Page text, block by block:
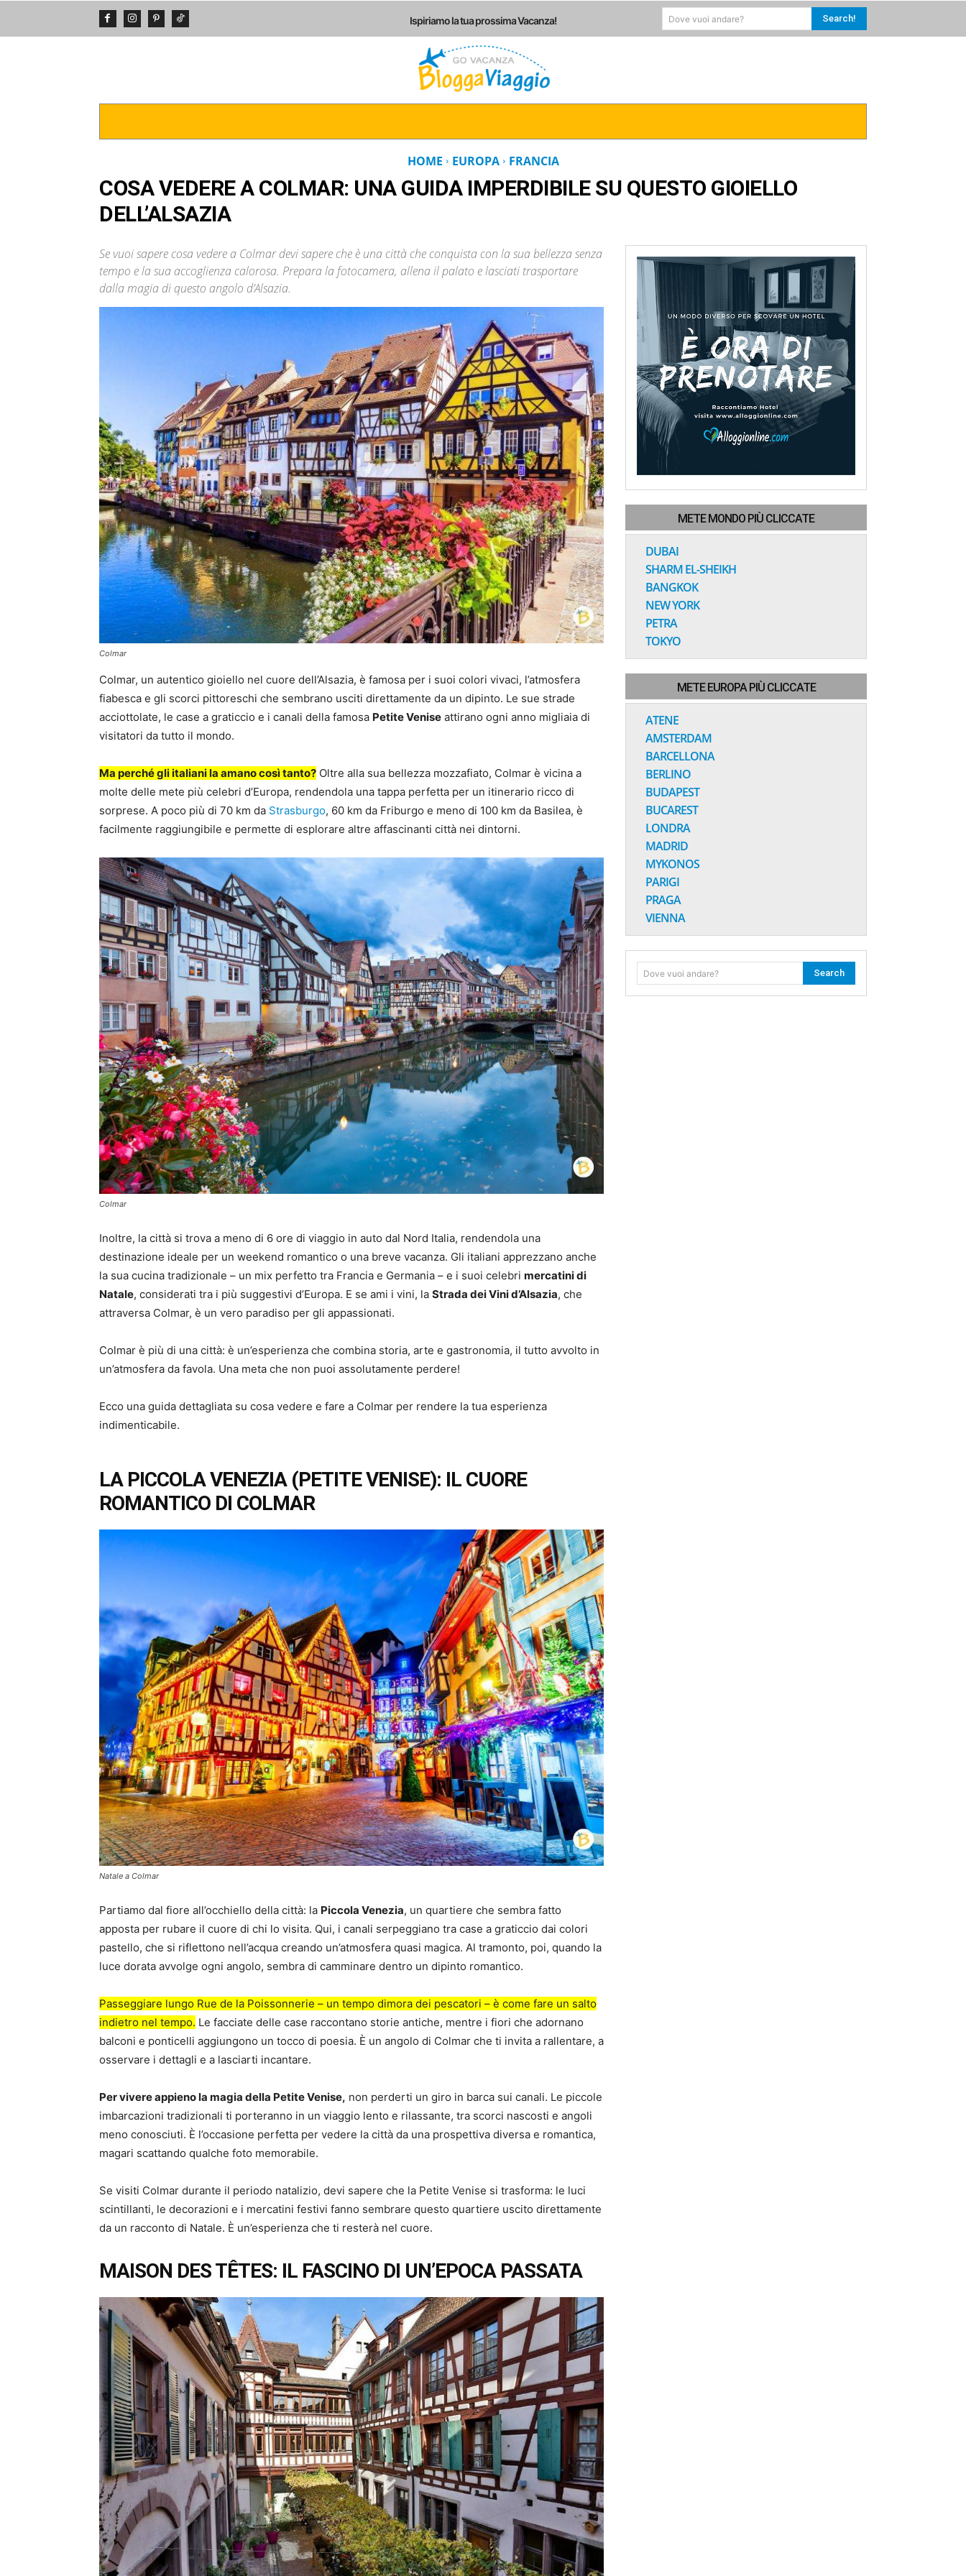
Ispiriamo la tua prossima Vacanza! Dove vuoi andare? Search!
HOME EUROPA FRANCIA
COSA VEDERE A COLMAR: UNA GUIDA IMPERDIBILE SU QUESTO GIOIELLO
DELL’ALSAZIA
Se vuoi sapere cosa vedere a Colmar devi sapere che è una città che conquista con la sua bellezza senza
tempo e la sua accoglienza calorosa. Prepara la fotocamera, allena il palato e lasciati trasportare
dalla magia di questo angolo d’Alsazia.
Colmar
Colmar, un autentico gioiello nel cuore dell’Alsazia, è famosa per i suoi colori vivaci, l’atmosfera
fiabesca e gli scorci pittoreschi che sembrano usciti direttamente da un dipinto. Le sue strade
acciottolate, le case a graticcio e i canali della famosa Petite Venise attirano ogni anno migliaia di
visitatori da tutto il mondo.
Ma perché gli italiani la amano così tanto? Oltre alla sua bellezza mozzafiato, Colmar è vicina a
molte delle mete più celebri d’Europa, rendendola una tappa perfetta per un itinerario ricco di
sorprese. A poco più di 70 km da Strasburgo, 60 km da Friburgo e meno di 100 km da Basilea, è
facilmente raggiungibile e permette di esplorare altre affascinanti città nei dintorni.
Colmar
Inoltre, la città si trova a meno di 6 ore di viaggio in auto dal Nord Italia, rendendola una
destinazione ideale per un weekend romantico o una breve vacanza. Gli italiani apprezzano anche
la sua cucina tradizionale – un mix perfetto tra Francia e Germania – e i suoi celebri mercatini di
Natale, considerati tra i più suggestivi d’Europa. E se ami i vini, la Strada dei Vini d’Alsazia, che
attraversa Colmar, è un vero paradiso per gli appassionati.
Colmar è più di una città: è un’esperienza che combina storia, arte e gastronomia, il tutto avvolto in
un’atmosfera da favola. Una meta che non puoi assolutamente perdere!
Ecco una guida dettagliata su cosa vedere e fare a Colmar per rendere la tua esperienza
indimenticabile.
LA PICCOLA VENEZIA (PETITE VENISE): IL CUORE
ROMANTICO DI COLMAR
Natale a Colmar
Partiamo dal fiore all’occhiello della città: la Piccola Venezia, un quartiere che sembra fatto
apposta per rubare il cuore di chi lo visita. Qui, i canali serpeggiano tra case a graticcio dai colori
pastello, che si riflettono nell’acqua creando un’atmosfera quasi magica. Al tramonto, poi, quando la
luce dorata avvolge ogni angolo, sembra di camminare dentro un dipinto romantico.
Passeggiare lungo Rue de la Poissonnerie – un tempo dimora dei pescatori – è come fare un salto
indietro nel tempo. Le facciate delle case raccontano storie antiche, mentre i fiori che adornano
balconi e ponticelli aggiungono un tocco di poesia. È un angolo di Colmar che ti invita a rallentare, a
osservare i dettagli e a lasciarti incantare.
Per vivere appieno la magia della Petite Venise, non perderti un giro in barca sui canali. Le piccole
imbarcazioni tradizionali ti porteranno in un viaggio lento e rilassante, tra scorci nascosti e angoli
meno conosciuti. È l’occasione perfetta per vedere la città da una prospettiva diversa e romantica,
magari scattando qualche foto memorabile.
Se visiti Colmar durante il periodo natalizio, devi sapere che la Petite Venise si trasforma: le luci
scintillanti, le decorazioni e i mercatini festivi fanno sembrare questo quartiere uscito direttamente
da un racconto di Natale. È un’esperienza che ti resterà nel cuore.
MAISON DES TÊTES: IL FASCINO DI UN’EPOCA PASSATA
METE MONDO PIÙ CLICCATE
DUBAI
SHARM EL-SHEIKH
BANGKOK
NEW YORK
PETRA
TOKYO
METE EUROPA PIÙ CLICCATE
ATENE
AMSTERDAM
BARCELLONA
BERLINO
BUDAPEST
BUCAREST
LONDRA
MADRID
MYKONOS
PARIGI
PRAGA
VIENNA
Dove vuoi andare? Search